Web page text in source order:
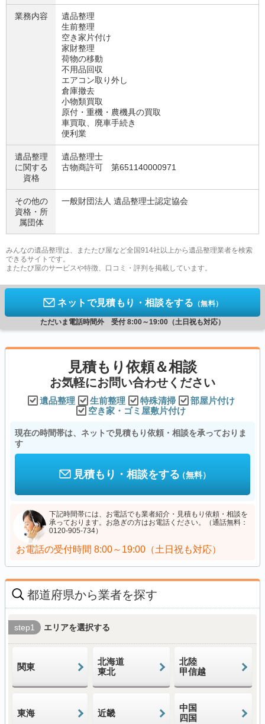
業務内容
遺品整理
生前整理
空き家片付け
家財整理
荷物の移動
不用品回収
エアコン取り外し
倉庫撤去
小物類買取
原付・重機・農機具の買取
車買取、廃車手続き
便利業
遺品整理
に関する
資格
遺品整理士
古物商許可 第651140000971
その他の
資格・ 所
属団体
一般財団法人 遺品整理士認定協会
みんなの遺品整理は、またたび屋など全国914社以上から遺品整理業者を検索
できるサイトです。
またたび屋のサービスや特徴、口コミ・評判を掲載しています。
ネットで見積もり・相談をする （無料）
ただいま電話時間外 受付 8:00～19:00（土日祝も対応）
見積もり依頼＆相談
お気軽にお問い合わせください
遺品整理 生前整理 特殊清掃
部屋片付け
空き家・ゴミ屋敷片付け
現在の時間帯は、ネットで見積もり依頼・相談を承っておりま
す
見積もり・相談をする（無料）
下記時間帯には、お電話でも業者紹介・見積もり依頼・相談を
承っております。お急ぎの方はお電話ください。（通話無料：
0120-905-734）
お電話の受付時間 8:00～19:00（土日祝も対応）
都道府県から業者を探す
step1 エリアを選択する
関東
北海道
東北
北陸
甲信越
東海 近畿
中国
四国